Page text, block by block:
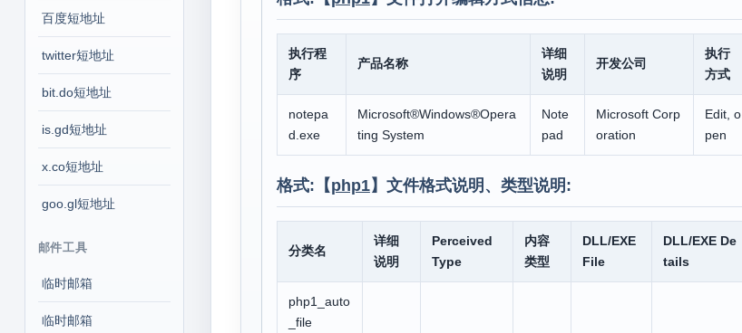
百度短地址
twitter短地址
bit.do短地址
is.gd短地址
x.co短地址
goo.gl短地址
邮件工具
临时邮箱
临时邮箱
执行程
序
产品名称
详细
说明
开发公司
执行
方式
notepa
d.exe
Microsoft®Windows®Opera
ting System
Note
pad
Microsoft Corp
oration
Edit, o
pen
格式:【php1】文件格式说明、类型说明:
分类名
详细
说明
Perceived
Type
内容
类型
DLL/EXE
File
DLL/EXE De
tails
php1_auto
_file